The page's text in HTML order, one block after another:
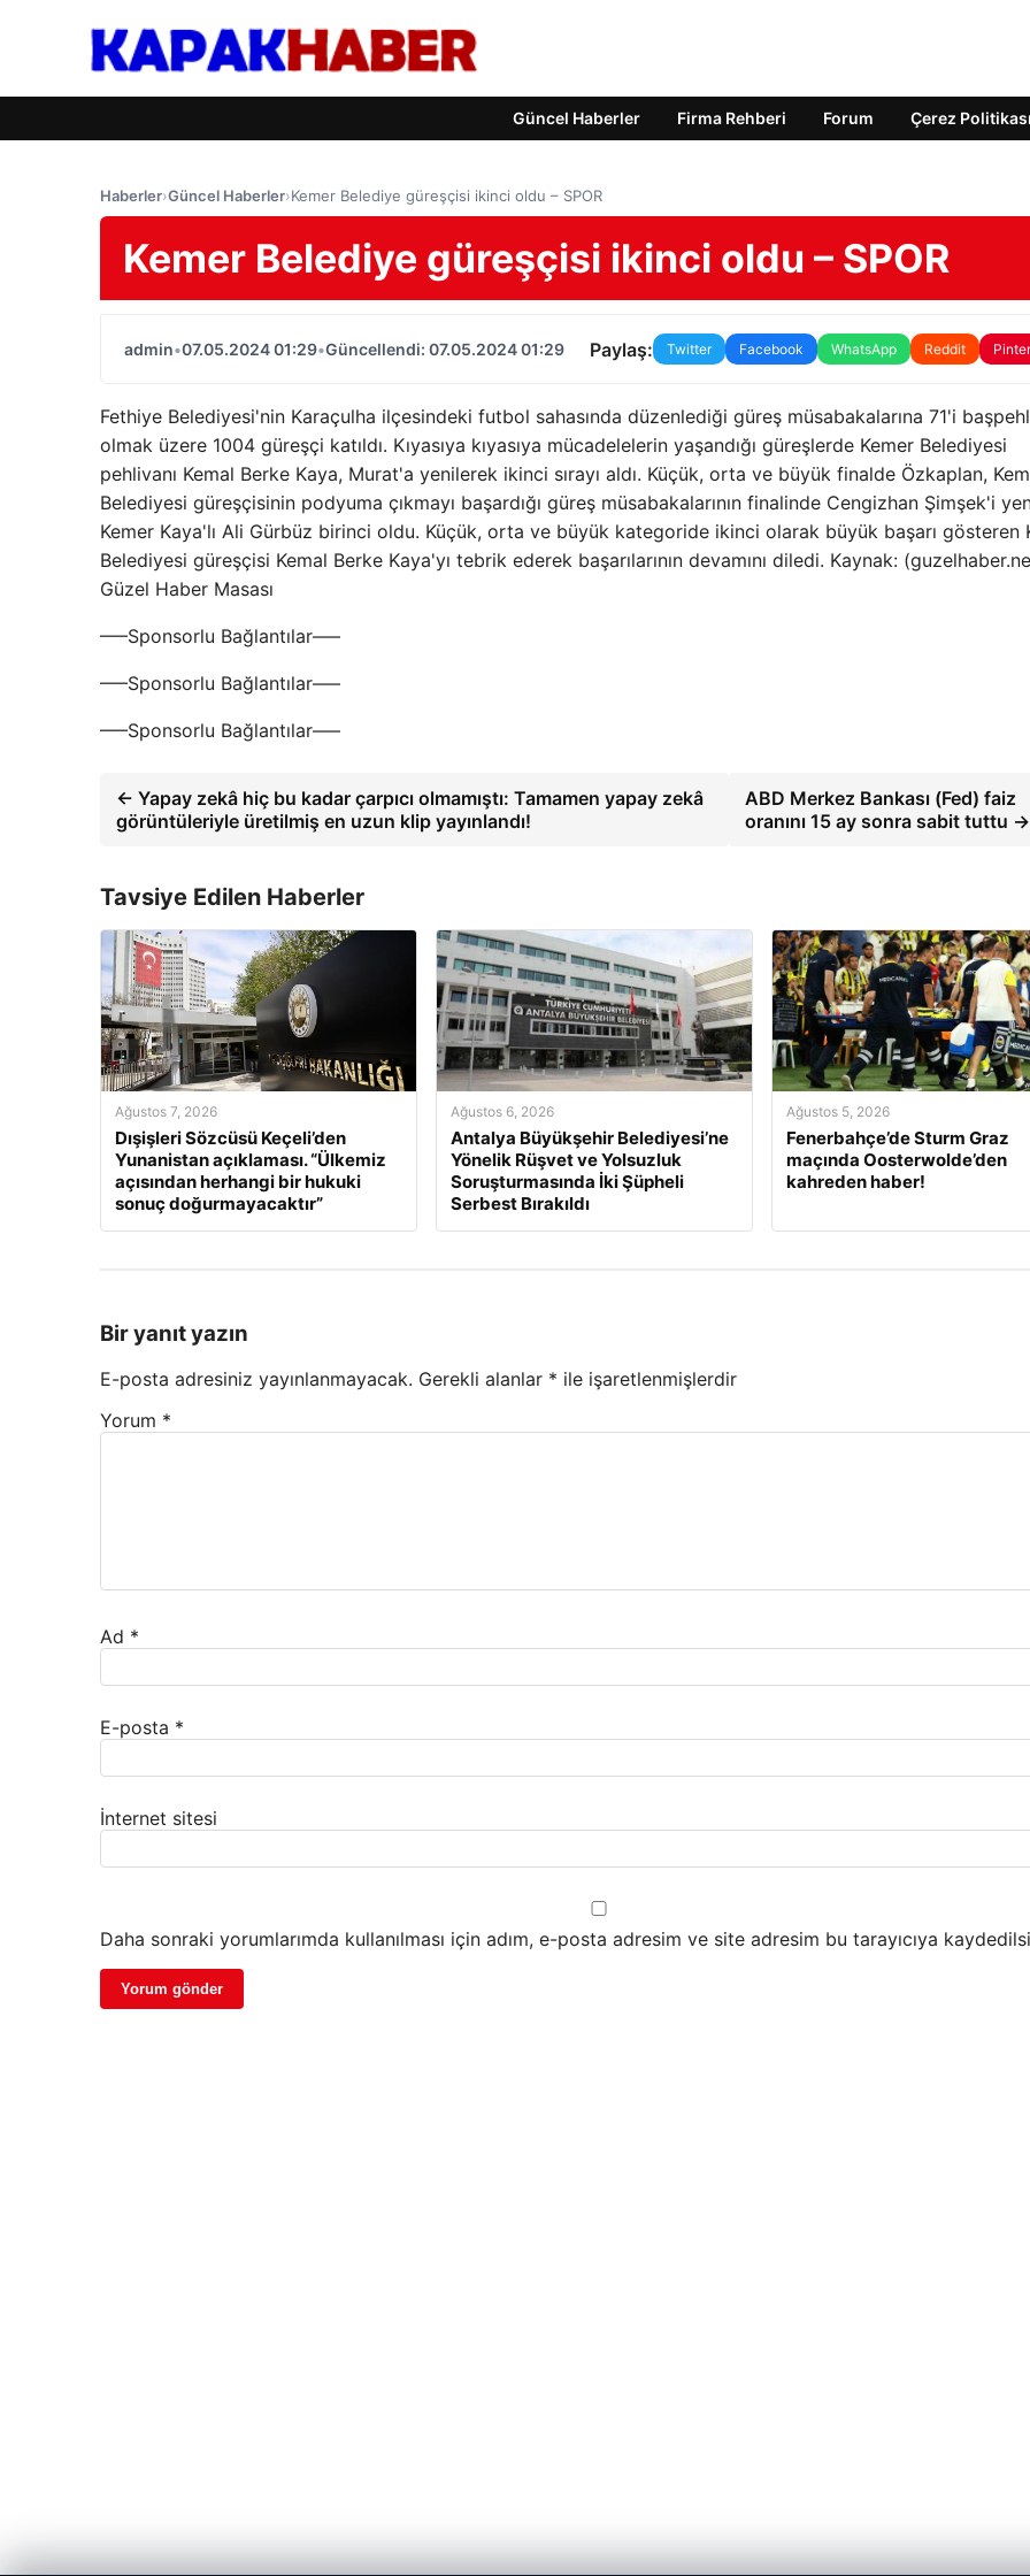
Güncel Haberler Firma Rehberi Forum Çerez Politikası
Haberler›Güncel Haberler›Kemer Belediye güreşçisi ikinci oldu – SPOR
Kemer Belediye güreşçisi ikinci oldu – SPOR
admin•07.05.2024 01:29•Güncellendi: 07.05.2024 01:29 Paylaş: Twitter Facebook WhatsApp Reddit
Fethiye Belediyesi'nin Karaçulha ilçesindeki futbol sahasında düzenlediği güreş müsabakalarına 71'i
olmak üzere 1004 güreşçi katıldı. Kıyasıya kıyasıya mücadelelerin yaşandığı güreşlerde Kemer Belediyesi
pehlivanı Kemal Berke Kaya, Murat'a yenilerek ikinci sırayı aldı. Küçük, orta ve büyük finalde Özkaplan,
Belediyesi güreşçisinin podyuma çıkmayı başardığı güreş müsabakalarının finalinde Cengizhan Şimşek'i
Kemer Kaya'lı Ali Gürbüz birinci oldu. Küçük, orta ve büyük kategoride ikinci olarak büyük başarı gösteren
Belediyesi güreşçisi Kemal Berke Kaya'yı tebrik ederek başarılarının devamını diledi. Kaynak:
Güzel Haber Masası
—–Sponsorlu Bağlantılar—–
—–Sponsorlu Bağlantılar—–
—–Sponsorlu Bağlantılar—–
← Yapay zekâ hiç bu kadar çarpıcı olmamıştı: Tamamen yapay zekâ
görüntüleriyle üretilmiş en uzun klip yayınlandı!
ABD Merkez Bankası (Fed) faiz
oranını 15 ay sonra sabit tuttu →
Tavsiye Edilen Haberler
Ağustos 7, 2026
Dışişleri Sözcüsü Keçeli’den
Yunanistan açıklaması. “Ülkemiz
açısından herhangi bir hukuki
sonuç doğurmayacaktır”
Ağustos 6, 2026
Antalya Büyükşehir Belediyesi’ne
Yönelik Rüşvet ve Yolsuzluk
Soruşturmasında İki Şüpheli
Serbest Bırakıldı
Ağustos 5, 2026
Fenerbahçe’de Sturm Graz
maçında Oosterwolde’den
kahreden haber!
Bir yanıt yazın
E-posta adresiniz yayınlanmayacak. Gerekli alanlar * ile işaretlenmişlerdir
Yorum *
Ad *
E-posta *
İnternet sitesi
Daha sonraki yorumlarımda kullanılması için adım, e-posta adresim ve site adresim bu tarayıcıya